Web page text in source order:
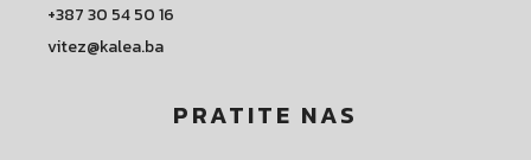
+387 30 54 50 16
vitez@kalea.ba
PRATITE NAS